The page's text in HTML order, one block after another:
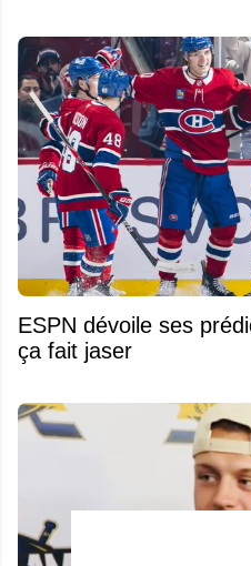
ESPN dévoile ses
ça fait jaser